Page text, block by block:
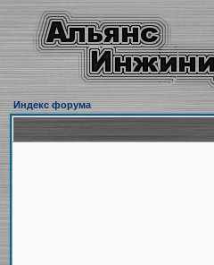
Индекс форума